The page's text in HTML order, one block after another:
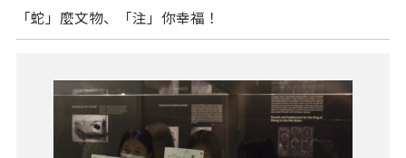
「蛇」麼文物、「注」你幸福！